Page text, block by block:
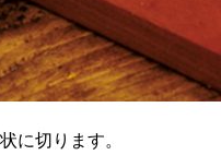
に切ります。